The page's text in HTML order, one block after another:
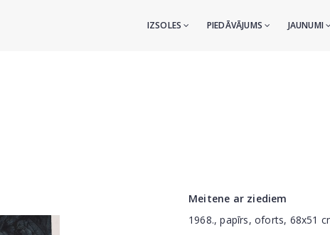
IZSOLES PIEDĀVĀJUMS JAUNUMI
Meitene ar ziediem
1968., papīrs, oforts, 68x51